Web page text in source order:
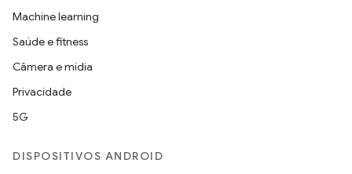
Machine learning
Saúde e fitness
Câmera e mídia
Privacidade
5G
DISPOSITIVOS ANDROID